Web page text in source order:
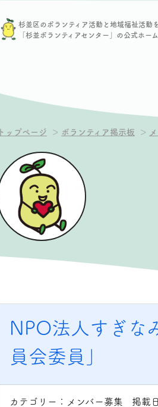
杉並区のボランティア活動と地域福祉活動
「杉並ボランティアセンター」の公式ホー
トップページ ボランティア掲示板
NPO法人すぎな
員会委員」
カテゴリー：メンバー募集 掲